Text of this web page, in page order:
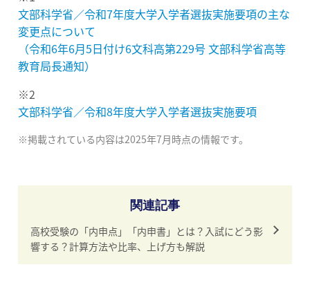
文部科学省／令和7年度大学入学者選抜実施要項の主な
変更点について
（令和6年6月5日付け6文科高第229号 文部科学省高等
教育局長通知）
※2
文部科学省／令和8年度大学入学者選抜実施要項
※掲載されている内容は2025年7月時点の情報です。
関連記事
高校受験の「内申点」「内申書」とは？入試にどう影
響する？計算方法や比率、上げ方も解説